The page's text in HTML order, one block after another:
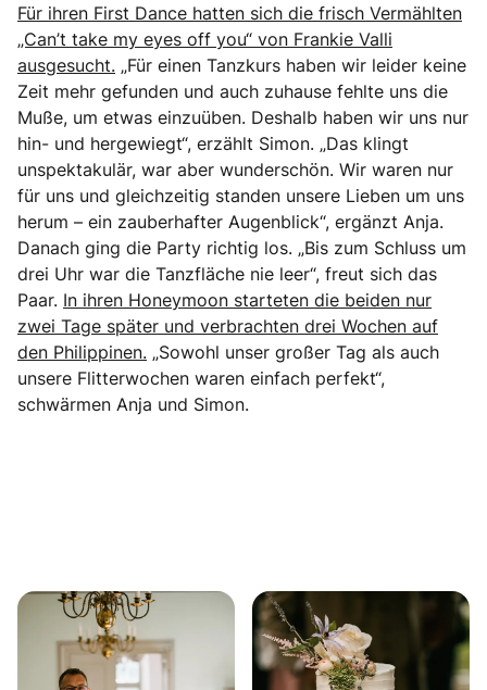
Für ihren First Dance hatten sich die frisch Vermählten
„Can’t take my eyes off you“ von Frankie Valli
ausgesucht. „Für einen Tanzkurs haben wir leider keine
Zeit mehr gefunden und auch zuhause fehlte uns die
Muße, um etwas einzuüben. Deshalb haben wir uns nur
hin- und hergewiegt“, erzählt Simon. „Das klingt
unspektakulär, war aber wunderschön. Wir waren nur
für uns und gleichzeitig standen unsere Lieben um uns
herum – ein zauberhafter Augenblick“, ergänzt Anja.
Danach ging die Party richtig los. „Bis zum Schluss um
drei Uhr war die Tanzfläche nie leer“, freut sich das
Paar. In ihren Honeymoon starteten die beiden nur
zwei Tage später und verbrachten drei Wochen auf
den Philippinen. „Sowohl unser großer Tag als auch
unsere Flitterwochen waren einfach perfekt“,
schwärmen Anja und Simon.